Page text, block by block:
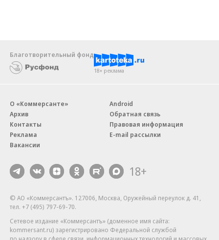
Благотворительный фонд
18+ реклама
О «Коммерсанте»
Архив
Контакты
Реклама
Вакансии
Android
Обратная связь
Правовая информация
E-mail рассылки
18+
© АО «Коммерсантъ». 127006, Москва, Оружейный переулок д. 41,
тел. +7 (495) 797-69-70.
Сетевое издание «Коммерсантъ» (доменное имя сайта:
kommersant.ru) зарегистрировано Федеральной службой